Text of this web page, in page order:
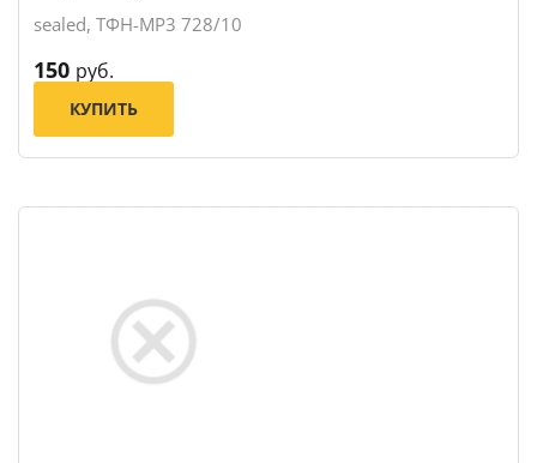
sealed, ТФН-MP3 728/10
150 руб.
КУПИТЬ